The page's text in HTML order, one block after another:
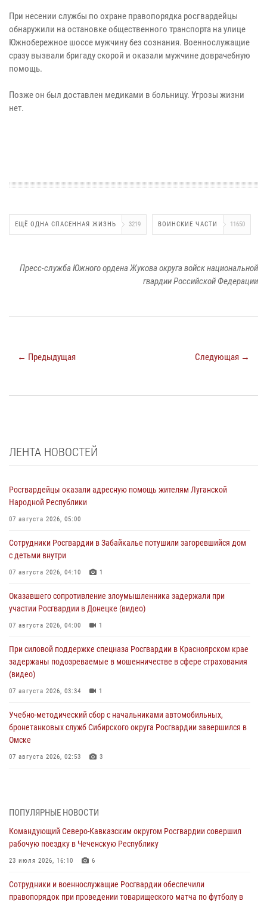
При несении службы по охране правопорядка росгвардейцы
обнаружили на остановке общественного транспорта на улице
Южнобережное шоссе мужчину без сознания. Военнослужащие
сразу вызвали бригаду скорой и оказали мужчине доврачебную
помощь.
Позже он был доставлен медиками в больницу. Угрозы жизни
нет.
ЕЩЁ ОДНА СПАСЕННАЯ ЖИЗНЬ 3219 ВОИНСКИЕ ЧАСТИ 11650
Пресс-служба Южного ордена Жукова округа войск национальной
гвардии Российской Федерации
← Предыдущая Следующая →
ЛЕНТА НОВОСТЕЙ
Росгвардейцы оказали адресную помощь жителям Луганской
Народной Республики
07 августа 2026, 05:00
Сотрудники Росгвардии в Забайкалье потушили загоревшийся дом
с детьми внутри
07 августа 2026, 04:10 1
Оказавшего сопротивление злоумышленника задержали при
участии Росгвардии в Донецке (видео)
07 августа 2026, 04:00 1
При силовой поддержке спецназа Росгвардии в Красноярском крае
задержаны подозреваемые в мошенничестве в сфере страхования
(видео)
07 августа 2026, 03:34 1
Учебно-методический сбор с начальниками автомобильных,
бронетанковых служб Сибирского округа Росгвардии завершился в
Омске
07 августа 2026, 02:53 3
В Нижнем Новгороде состоялось Всероссийское совещание-
семинар по вопросам развития вневедомственной охраны
06 августа 2026, 14:47 10 1
ПОПУЛЯРНЫЕ НОВОСТИ
Командующий Северо-Кавказским округом Росгвардии совершил
рабочую поездку в Чеченскую Республику
23 июля 2026, 16:10 6
Сотрудники и военнослужащие Росгвардии обеспечили
правопорядок при проведении товарищеского матча по футболу в